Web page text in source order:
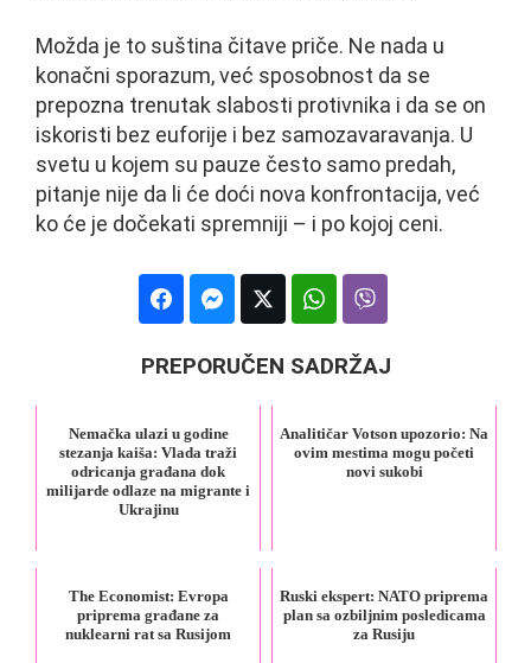
Možda je to suština čitave priče. Ne nada u
konačni sporazum, već sposobnost da se
prepozna trenutak slabosti protivnika i da se on
iskoristi bez euforije i bez samozavaravanja. U
svetu u kojem su pauze često samo predah,
pitanje nije da li će doći nova konfrontacija, već
ko će je dočekati spremniji – i po kojoj ceni.
PREPORUČEN SADRŽAJ
Nemačka ulazi u godine
stezanja kaiša: Vlada traži
odricanja građana dok
milijarde odlaze na migrante i
Ukrajinu
Analitičar Votson upozorio: Na
ovim mestima mogu početi
novi sukobi
The Economist: Evropa
priprema građane za
nuklearni rat sa Rusijom
Ruski ekspert: NATO priprema
plan sa ozbiljnim posledicama
za Rusiju